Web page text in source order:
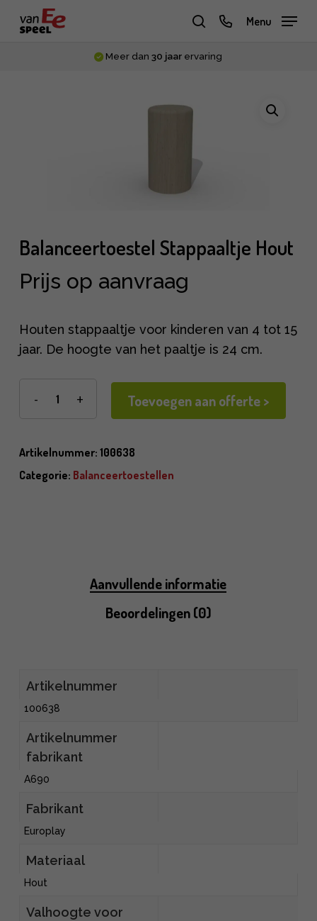
zoeken
phone
Menu
Meer dan30 jaar ervaring
Balanceertoestel Stappaaltje Hout
Prijs op aanvraag
Houten stappaaltje voor kinderen van 4 tot 15
jaar. De hoogte van het paaltje is 24 cm.
Toevoegen aan offerte >
Artikelnummer: 100638
Categorie: Balanceertoestellen
Aanvullende informatie
Beoordelingen (0)
Artikelnummer
100638
Artikelnummer
fabrikant
A690
Fabrikant
Europlay
Materiaal
Hout
Valhoogte voor